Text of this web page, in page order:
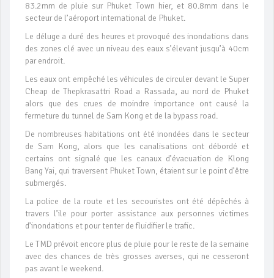
83.2mm de pluie sur Phuket Town hier, et 80.8mm dans le
secteur de l’aéroport international de Phuket.
Le déluge a duré des heures et provoqué des inondations dans
des zones clé avec un niveau des eaux s’élevant jusqu’à 40cm
par endroit.
Les eaux ont empêché les véhicules de circuler devant le Super
Cheap de Thepkrasattri Road a Rassada, au nord de Phuket
alors que des crues de moindre importance ont causé la
fermeture du tunnel de Sam Kong et de la bypass road.
De nombreuses habitations ont été inondées dans le secteur
de Sam Kong, alors que les canalisations ont débordé et
certains ont signalé que les canaux d’évacuation de Klong
Bang Yai, qui traversent Phuket Town, étaient sur le point d’être
submergés.
La police de la route et les secouristes ont été dépêchés à
travers l’ile pour porter assistance aux personnes victimes
d’inondations et pour tenter de fluidifier le trafic.
Le TMD prévoit encore plus de pluie pour le reste de la semaine
avec des chances de très grosses averses, qui ne cesseront
pas avant le weekend.